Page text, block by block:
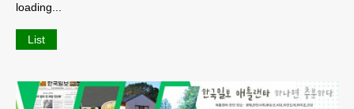
loading...
List